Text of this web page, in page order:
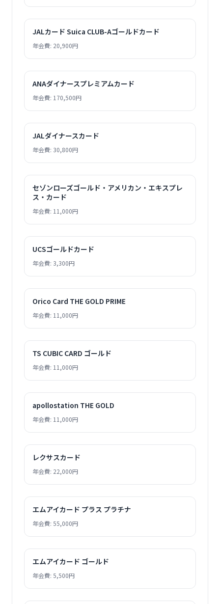
JALカード Suica CLUB-Aゴールドカード
年会費: 20,900円
ANAダイナースプレミアムカード
年会費: 170,500円
JALダイナースカード
年会費: 30,800円
セゾンローズゴールド・アメリカン・エキスプレ
ス・カード
年会費: 11,000円
UCSゴールドカード
年会費: 3,300円
Orico Card THE GOLD PRIME
年会費: 11,000円
TS CUBIC CARD ゴールド
年会費: 11,000円
apollostation THE GOLD
年会費: 11,000円
レクサスカード
年会費: 22,000円
エムアイカード プラス プラチナ
年会費: 55,000円
エムアイカード ゴールド
年会費: 5,500円